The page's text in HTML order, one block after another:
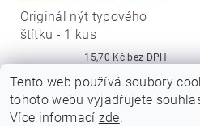
Originál nýt typového
štítku - 1 kus
15,70 Kč bez DPH
19 Kč
Tento web používá soubory
tohoto webu vyjadřujete
Více informací zde.